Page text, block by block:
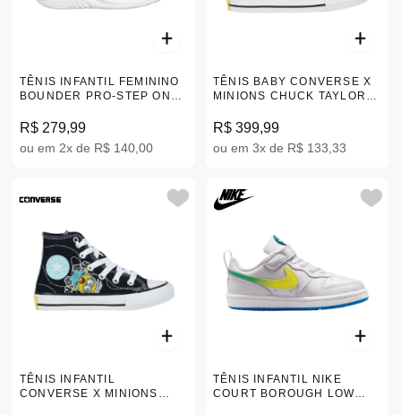
TÊNIS INFANTIL FEMININO
BOUNDER PRO-STEP ONE
R$ 279,99
ou em 2x de R$ 140,00
TÊNIS BABY CONVERSE X
MINIONS CHUCK TAYLOR
25 A21407C
R$ 399,99
ou em 3x de R$ 133,33
TÊNIS INFANTIL
CONVERSE X MINIONS
TÊNIS INFANTIL NIKE
COURT BOROUGH LOW